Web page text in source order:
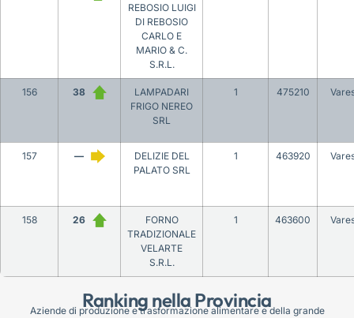
Ranking nella Provincia
REBOSIO LUIGI
DI REBOSIO
CARLO E
MARIO & C.
S.R.L.
156 38
LAMPADARI
FRIGO NEREO
SRL
1 475210
157 —
DELIZIE DEL
PALATO SRL
1 463920
158 26
FORNO
TRADIZIONALE
VELARTE
S.R.L.
1 463600
Aziende di produzione e trasformazione alimentare e della grande